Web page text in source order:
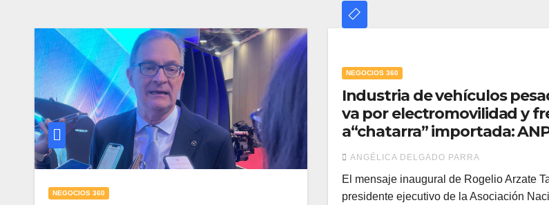
NEGOCIOS 360
NEGOCIOS 360
Industria de vehículos
va por electromovilidad y
a“chatarra” importada:
ANGÉLICA DELGADO PARRA
El mensaje inaugural de Rogelio Arzate
presidente ejecutivo de la Asociación